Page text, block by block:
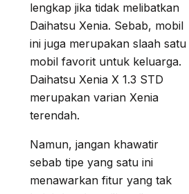
lengkap jika tidak melibatkan
Daihatsu Xenia. Sebab, mobil
ini juga merupakan slaah satu
mobil favorit untuk keluarga.
Daihatsu Xenia X 1.3 STD
merupakan varian Xenia
terendah.
Namun, jangan khawatir
sebab tipe yang satu ini
menawarkan fitur yang tak